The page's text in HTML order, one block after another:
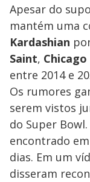
Apesar do
mantém uma
Kardashian
Saint, Chicago
entre 2014 e
Os rumores
serem vistos
do Super
encontrado
dias. Em um
disseram